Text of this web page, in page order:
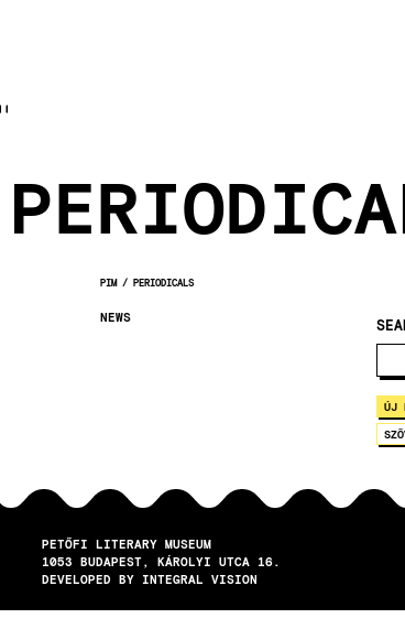
PIM PERIODICALS
NEWS
ÚJ
PETŐFI LITERARY MUSEUM
1053
BUDAPEST
KÁROLYI UTCA 16.
DEVELOPED BY INTEGRAL VISION